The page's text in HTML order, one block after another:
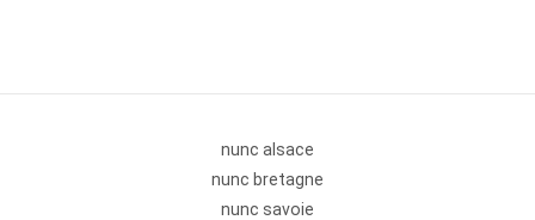
nunc alsace
nunc bretagne
nunc savoie